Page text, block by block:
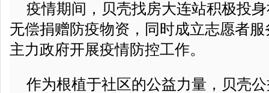
疫情期间，贝壳找房大连站积极投
无偿捐赠防疫物资，同时成立志愿者
主力政府开展疫情防控工作。
作为根植于社区的公益力量，贝壳